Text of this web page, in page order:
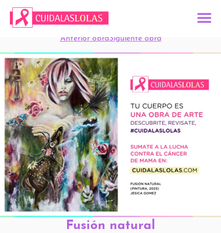
Anterior obraSiguiente obra
Fusión natural